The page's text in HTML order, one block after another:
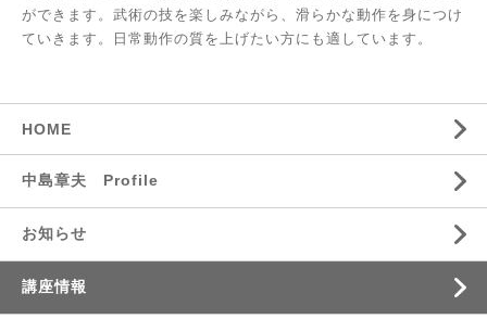
ができます。武術の技を楽しみながら、滑らかな動作を身につけ
ていきます。日常動作の質を上げたい方にも適しています。
HOME
中島章夫 Profile
お知らせ
講座情報